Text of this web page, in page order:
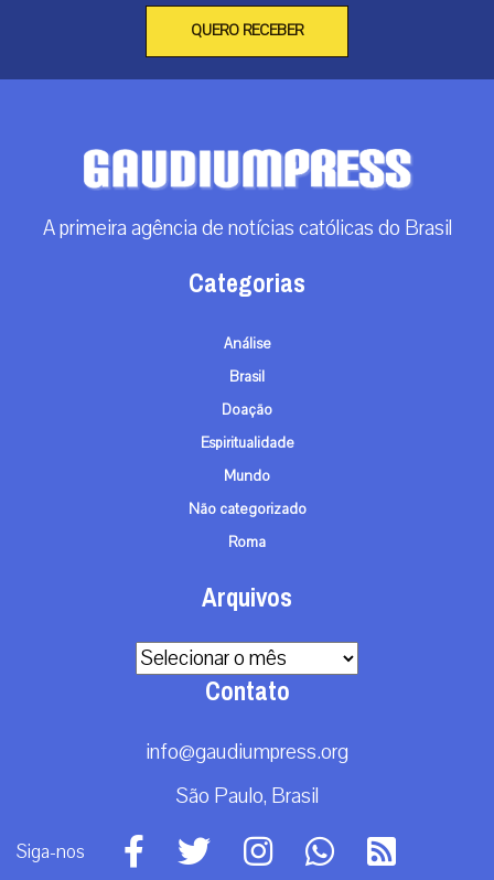
QUERO RECEBER
A primeira agência de notícias católicas do Brasil
Categorias
Análise
Brasil
Doação
Espiritualidade
Mundo
Não categorizado
Roma
Arquivos
Arquivos
Contato
info@gaudiumpress.org
São Paulo, Brasil
Siga-nos